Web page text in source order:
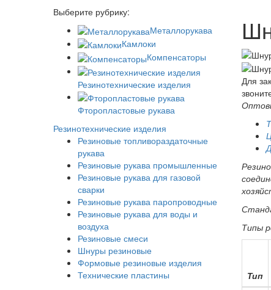
Выберите рубрику:
Металлорукава
Камлоки
Компенсаторы
Резинотехнические изделия
Фторопластовые рукава
Резинотехнические изделия
Резиновые топливораздаточные
рукава
Резиновые рукава промышленные
Резиновые рукава для газовой
сварки
Резиновые рукава паропроводные
Резиновые рукава для воды и
воздуха
Резиновые смеси
Шнуры резиновые
Формовые резиновые изделия
Технические пластины
Для
Типы
Тип